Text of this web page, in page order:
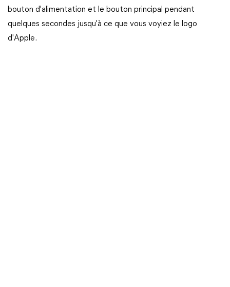
bouton d'alimentation et le bouton principal pendant
quelques secondes jusqu'à ce que vous voyiez le logo
d'Apple.